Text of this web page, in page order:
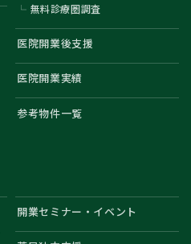
無料診療圏調査
医院開業後支援
医院開業実績
参考物件一覧
開業セミナー・イベント